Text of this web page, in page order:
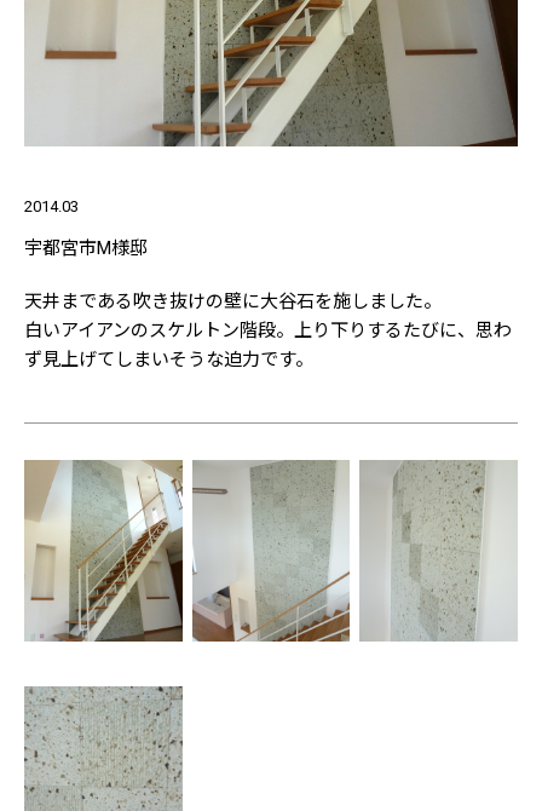
2014.03
宇都宮市M様邸
天井まである吹き抜けの壁に大谷石を施しました。
白いアイアンのスケルトン階段。上り下りするたびに、思わ
ず見上げてしまいそうな迫力です。